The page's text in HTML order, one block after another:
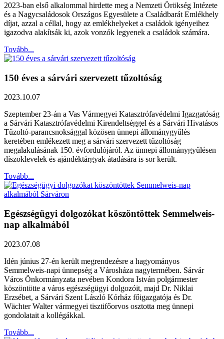
2023-ban első alkalommal hirdette meg a Nemzeti Örökség Intézete
és a Nagycsaládosok Országos Egyesülete a Családbarát Emlékhely
díjat, azzal a céllal, hogy az emlékhelyeket a családok igényeihez
igazodva alakítsák ki, azok vonzók legyenek a családok számára.
Tovább...
150 éves a sárvári szervezett tűzoltóság
2023.10.07
Szeptember 23-án a Vas Vármegyei Katasztrófavédelmi Igazgatóság
a Sárvári Katasztrófavédelmi Kirendeltséggel és a Sárvári Hivatásos
Tűzoltó-parancsnoksággal közösen ünnepi állománygyűlés
keretében emlékezett meg a sárvári szervezett tűzoltóság
megalakulásának 150. évfordulójáról. Az ünnepi állománygyűlésen
díszoklevelek és ajándéktárgyak átadására is sor került.
Tovább...
Egészségügyi dolgozókat köszöntöttek Semmelweis-
nap alkalmából
2023.07.08
Idén június 27-én került megrendezésre a hagyományos
Semmelweis-napi ünnepség a Városháza nagytermében. Sárvár
Város Önkormányzata nevében Kondora István polgármester
köszöntötte a város egészségügyi dolgozóit, majd Dr. Niklai
Erzsébet, a Sárvári Szent László Kórház főigazgatója és Dr.
Wächter Walter vármegyei tisztifőorvos osztotta meg ünnepi
gondolatait a kollégákkal.
Tovább...